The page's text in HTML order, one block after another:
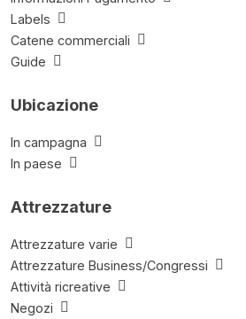
Labels
Catene commerciali
Guide
Ubicazione
In campagna
In paese
Attrezzature
Attrezzature varie
Attrezzature Business/Congressi
Attività ricreative
Negozi